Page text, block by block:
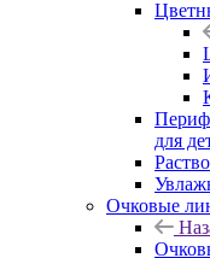
для
Очковые